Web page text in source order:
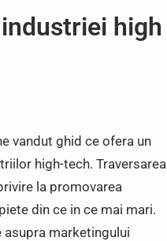
high
vandut ghid ce ofera un
high-tech. Traversarea
la promovarea
din ce in ce mai mari.
marketingului